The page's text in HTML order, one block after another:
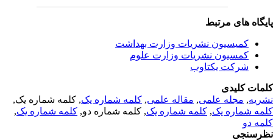
های مرتبط
کمیسیون نشریات وزارت بهداشت
کمسیون نشریات وزارت علوم
شرکت یکتاوب
کلیدی
,مجله علمی, مقاله علمی, کلمه شماره یک, کلمه شماره یک,
شماره یک,کلمه شماره یک, کلمه شماره دو,کلمه شماره یک,
دو